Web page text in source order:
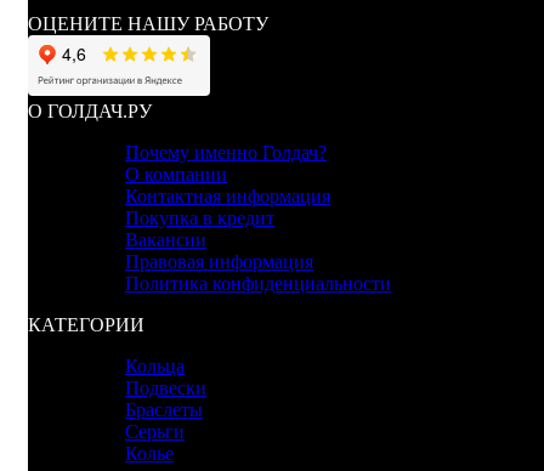
ОЦЕНИТЕ НАШУ РАБОТУ
О ГОЛДАЧ.РУ
Почему именно Голдач?
О компании
Контактная информация
Покупка в кредит
Вакансии
Правовая информация
Политика конфиденциальности
КАТЕГОРИИ
Кольца
Подвески
Браслеты
Серьги
Колье